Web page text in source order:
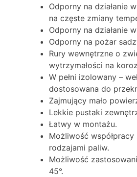
Odporny na działanie
na częste zmiany
Odporny na działanie
Odporny na pożar
Rury wewnętrzne o
wytrzymałości na
W pełni izolowany –
dostosowana do
Zajmujący mało
Lekkie pustaki
Łatwy w montażu.
Możliwość
rodzajami paliw.
Możliwość
45°.